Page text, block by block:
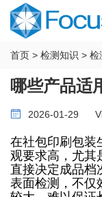
首页 > 检测知识 > 检
哪些产品适
2026-01-29
在社包印刷包装
观要求高，尤其
直接决定成品档
表面检测，不仅